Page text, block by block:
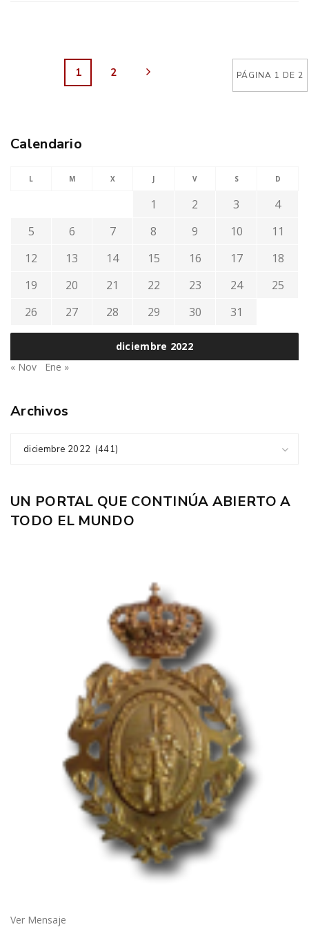
PÁGINA 1 DE 2
1 2
Calendario
diciembre 2022
L M X J V S D
1 2 3
4
5
6 7 8 9 10
11
12
13 14 15 16 17
18
19
20 21 22 23 24
25
26
27 28 29 30 31
« Nov Ene »
Archivos
diciembre 2022 (441)
UN PORTAL QUE CONTINÚA ABIERTO A
TODO EL MUNDO
Ver Mensaje